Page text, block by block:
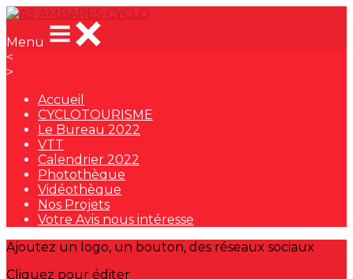
Menu
<
>
Accueil
CYCLOTOURISME
Le Bureau 2022
VTT
Calendrier 2022
Photothèque
Vidéothèque
Nos Projets
Votre Avis nous intéresse
Ajoutez un logo, un bouton, des réseaux sociaux
Cliquez pour éditer